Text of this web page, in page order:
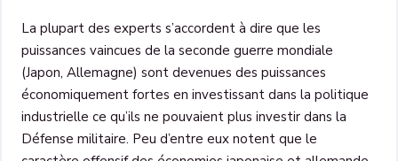
La plupart des experts s’accordent à dire que les
puissances vaincues de la seconde guerre mondiale
(Japon, Allemagne) sont devenues des puissances
économiquement fortes en investissant dans la politique
industrielle ce qu’ils ne pouvaient plus investir dans la
Défense militaire. Peu d’entre eux notent que le